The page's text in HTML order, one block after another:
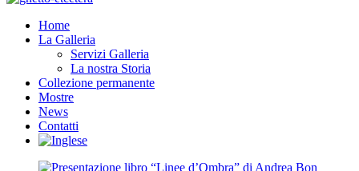
Home
La Galleria
Servizi Galleria
La nostra Storia
Collezione permanente
Mostre
News
Contatti